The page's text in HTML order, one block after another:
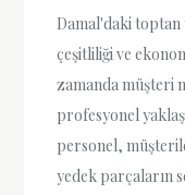
Damal'daki
çeşitliliği ve
zamanda müşteri
profesyonel
personel,
yedek parçaların